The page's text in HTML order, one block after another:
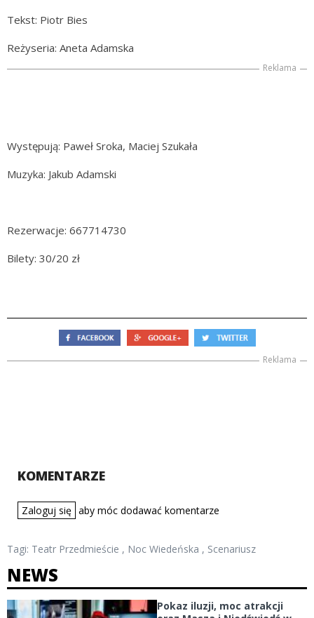
Tekst: Piotr Bies
Reżyseria: Aneta Adamska
Reklama
Występują: Paweł Sroka, Maciej Szukała
Muzyka: Jakub Adamski
Rezerwacje: 667714730
Bilety: 30/20 zł
Reklama
KOMENTARZE
Zaloguj się aby móc dodawać komentarze
Tagi: Teatr Przedmieście , Noc Wiedeńska , Scenariusz
NEWS
Pokaz iluzji, moc atrakcji